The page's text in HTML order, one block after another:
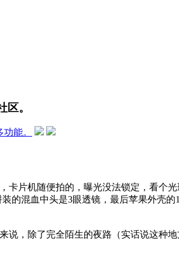
。
能。
片机随便拍的，曝光没法锁定，看个
的混血中头是3眼透镜，最后苹果外壳的
说，除了完全陌生的夜路（实话说这种